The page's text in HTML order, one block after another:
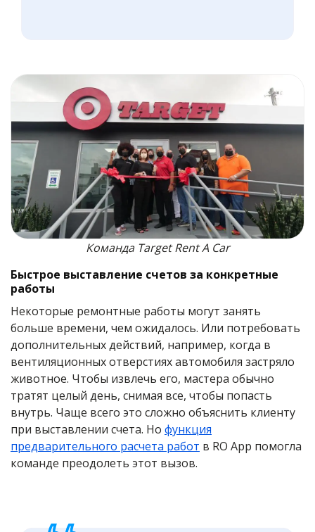
Команда Target Rent A Car
Быстрое выставление счетов за конкретные
работы
Некоторые ремонтные работы могут занять
больше времени, чем ожидалось. Или потребовать
дополнительных действий, например, когда в
вентиляционных отверстиях автомобиля застряло
животное. Чтобы извлечь его, мастера обычно
тратят целый день, снимая все, чтобы попасть
внутрь. Чаще всего это сложно объяснить клиенту
при выставлении счета. Но функция
предварительного расчета работ в RO App помогла
команде преодолеть этот вызов.